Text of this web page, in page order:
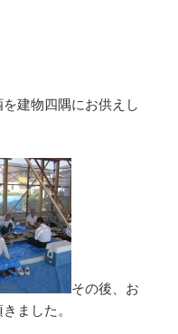
建物四隅にお供えし
その後、お
ました。